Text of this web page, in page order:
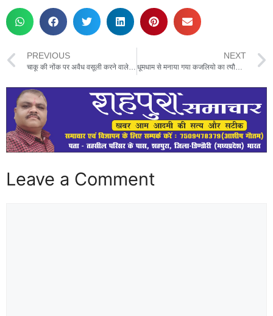
PREVIOUS
चाकू की नोंक पर अवैध वसूली करने वाले तीन आरोपी गिरफ्तार – अमरपुर पुलिस की तत्पर कार्रवाई
NEXT
धूमधाम से मनाया गया कजलियो का त्यौहार,बड़े बुजुर्गो को चढ़ा लिया आशीर्वाद
Leave a Comment